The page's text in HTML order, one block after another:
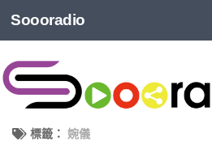
Soooradio
標籤： 婉儀